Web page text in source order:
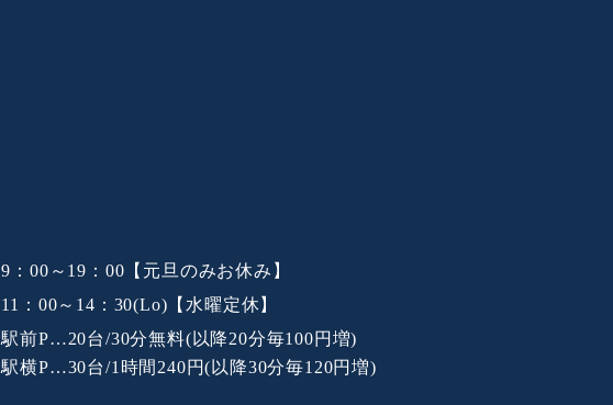
9：00～19：00【元旦のみお休み】
11：00～14：30(Lo)【水曜定休】
駅前P…20台/30分無料(以降20分毎100円増)
駅横P…30台/1時間240円(以降30分毎120円増)